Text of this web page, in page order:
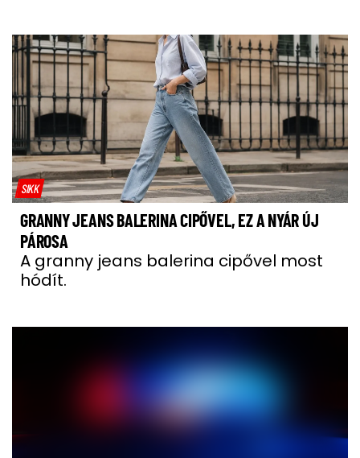
SIKK
GRANNY JEANS BALERINA CIPŐVEL, EZ A NYÁR ÚJ
PÁROSA
A granny jeans balerina cipővel most
hódít.